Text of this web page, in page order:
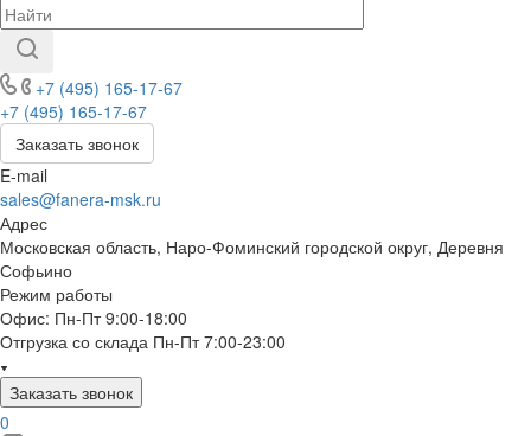
+7 (495) 165-17-67
+7 (495) 165-17-67
Заказать звонок
E-mail
sales@fanera-msk.ru
Адрес
Московская область, Наро-Фоминский городской округ, Деревня
Софьино
Режим работы
Офис: Пн-Пт 9:00-18:00
Отгрузка со склада Пн-Пт 7:00-23:00
Заказать звонок
0